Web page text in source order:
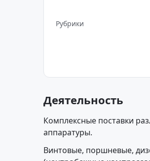
Рубрики
Деятельность
Комплексные поставки
аппаратуры.
Винтовые, поршневые,